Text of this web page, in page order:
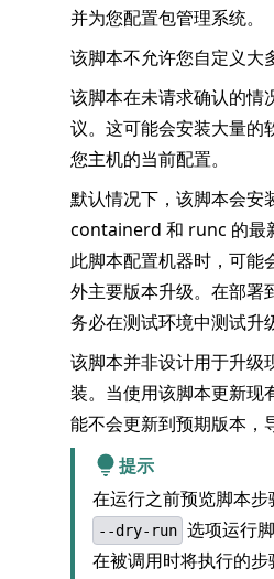
并为您配置包管理系统。
该脚本不允许您自定义大
该脚本在未请求确认的情
议。这可能会安装大量的
您主机的当前配置。
默认情况下，该脚本会安
containerd 和 runc 的最
此脚本配置机器时，可
外主要版本升级。在部署
务必在测试环境中测试升
该脚本并非设计用于升级
装。当使用该脚本更新现
能不会更新到预期版本，
提示
在运行之前预览脚本
--dry-run 选项运行
在被调用时将执行的步